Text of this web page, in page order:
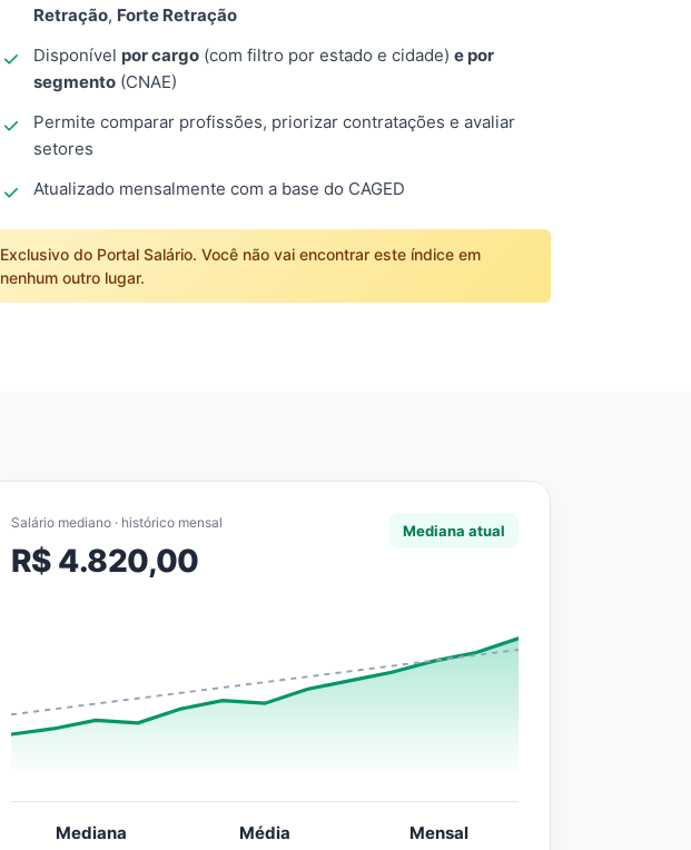
Retração, Forte Retração
Disponível por cargo (com filtro por estado e cidade) e por
segmento (CNAE)
Permite comparar profissões, priorizar contratações e avaliar
setores
Atualizado mensalmente com a base do CAGED
Exclusivo do Portal Salário. Você não vai encontrar este índice em
nenhum outro lugar.
Salário mediano · histórico mensal
R$ 4.820,00
Mediana atual
Mediana Média Mensal